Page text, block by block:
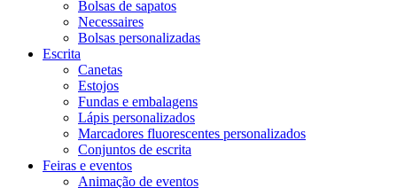
Bolsas de sapatos
Necessaires
Bolsas personalizadas
Escrita
Canetas
Estojos
Fundas e embalagens
Lápis personalizados
Marcadores fluorescentes personalizados
Conjuntos de escrita
Feiras e eventos
Animação de eventos